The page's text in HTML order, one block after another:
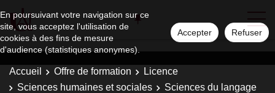
En poursuivant votre navigation sur ce
site, vous acceptez l'utilisation de
cookies à des fins de mesure
d'audience (statistiques anonymes).
Accepter Refuser
Accueil Offre de formation
Licence
Sciences humaines et sociales
Sciences du langage